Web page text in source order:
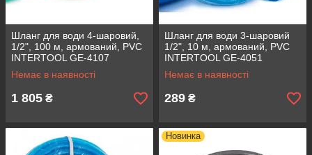
Шланг для води 4-шаровий,
1/2", 100 м, армований, PVC
INTERTOOL GE-4107
Немає в наявності
1 805 ₴
Шланг для води 3-шаровий
1/2", 10 м, армований, PVC
INTERTOOL GE-4051
Немає в наявності
289 ₴
Новинка